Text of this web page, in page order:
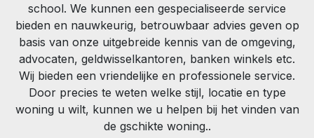
school. We kunnen een gespecialiseerde service
bieden en nauwkeurig, betrouwbaar advies geven op
basis van onze uitgebreide kennis van de omgeving,
advocaten, geldwisselkantoren, banken winkels etc.
Wij bieden een vriendelijke en professionele service.
Door precies te weten welke stijl, locatie en type
woning u wilt, kunnen we u helpen bij het vinden van
de gschikte woning..